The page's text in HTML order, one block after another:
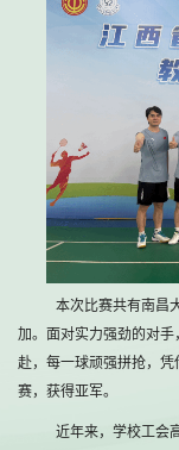
本次比赛共有南昌
加。面对实力强劲的对
赴，每一球顽强拼抢，
赛，获得亚军。
近年来，学校工会